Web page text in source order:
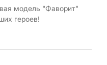
модель "Фаворит"
героев!